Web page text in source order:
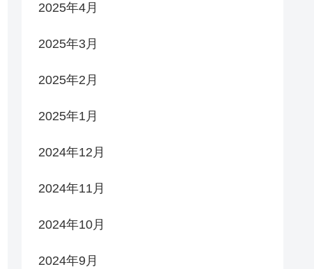
2025年4月
2025年3月
2025年2月
2025年1月
2024年12月
2024年11月
2024年10月
2024年9月